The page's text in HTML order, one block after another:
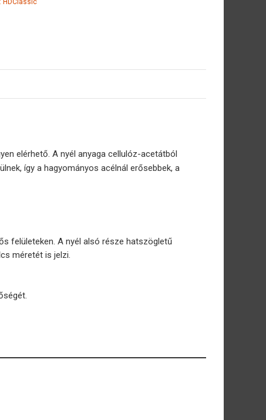
HDClassic
elérhető. A nyél anyaga cellulóz-acetátból
így a hagyományos acélnál erősebbek, a
felületeken. A nyél alsó része hatszögletű
méretét is jelzi.